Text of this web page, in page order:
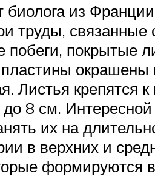
биолога из
труды, связанные
побеги,
Листья
8 см.
их на
в верхних и
формируются